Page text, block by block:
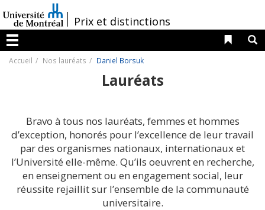
au
contenu
/Prix et distinctions
Menu
Liens
Accueil Nos lauréats Daniel Borsuk
Lauréats
Bravo à tous nos lauréats, femmes et hommes
d’exception, honorés pour l’excellence de leur travail
par des organismes nationaux, internationaux et
l’Université elle-même. Qu’ils oeuvrent en recherche,
en enseignement ou en engagement social, leur
réussite rejaillit sur l’ensemble de la communauté
universitaire.